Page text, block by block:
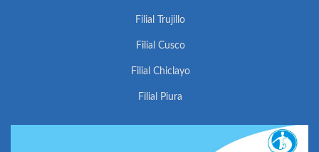
Filial Trujillo
Filial Cusco
Filial Chiclayo
Filial Piura